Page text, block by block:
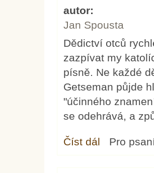
autor:
Jan Spousta
Dědictví otců
zazpívat my
písně. Ne každé
Getseman půjde
"účinného
se odehrává, a
Číst dál Co s kostely, co s
Pro